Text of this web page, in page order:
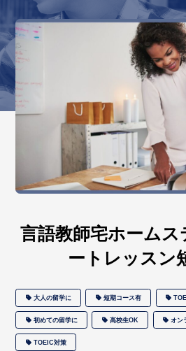
+ お申込のご案内
+ 会社情報
カウンセラー募集
言語教師宅ホーム
ートレッスン
大人の留学に 短期コース有
初めての留学に 高校生OK オン
TOEIC対策